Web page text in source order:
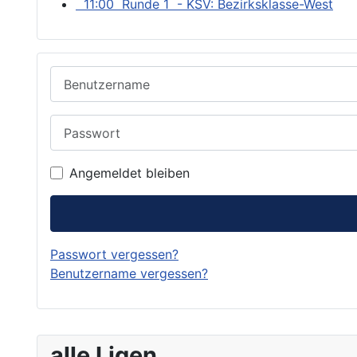
11:00 Runde 1 - KSV: Bezirksklasse-West
Angemeldet bleiben
Passwort vergessen?
Benutzername vergessen?